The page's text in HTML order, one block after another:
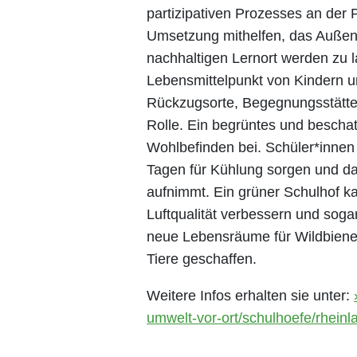
partizipativen Prozesses an der
Umsetzung mithelfen, das
nachhaltigen Lernort werden zu
Lebensmittelpunkt von Kindern
Rückzugsorte,
Rolle. Ein begrüntes und
Wohlbefinden bei.
Tagen für Kühlung sorgen und
aufnimmt. Ein grüner Schulhof
Luftqualität verbessern und
neue Lebensräume für
Tiere geschaffen.
Weitere Infos erhalten sie unter:
umwelt-vor-ort/schulhoefe/